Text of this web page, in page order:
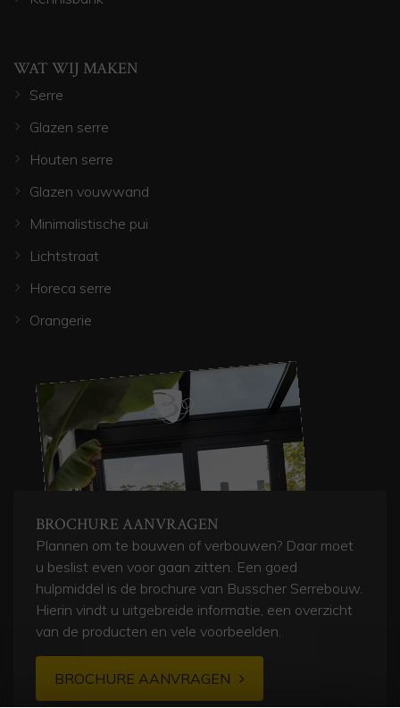
WAT WIJ MAKEN
Serre
Glazen serre
Houten serre
Glazen vouwwand
Minimalistische pui
Lichtstraat
Horeca serre
Orangerie
BROCHURE AANVRAGEN
Plannen om te bouwen of verbouwen? Daar moet
u beslist even voor gaan zitten. Een goed
hulpmiddel is de brochure van Busscher Serrebouw.
Hierin vindt u uitgebreide informatie, een overzicht
van de producten en vele voorbeelden.
BROCHURE AANVRAGEN